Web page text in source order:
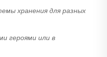
хранения для разных
героями или в